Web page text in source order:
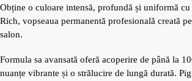
Obține o culoare intensă, profundă și uniformă
Rich, vopseaua permanentă profesională creată
salon.
Formula sa avansată oferă acoperire de până la
nuanțe vibrante și o strălucire de lungă durată.